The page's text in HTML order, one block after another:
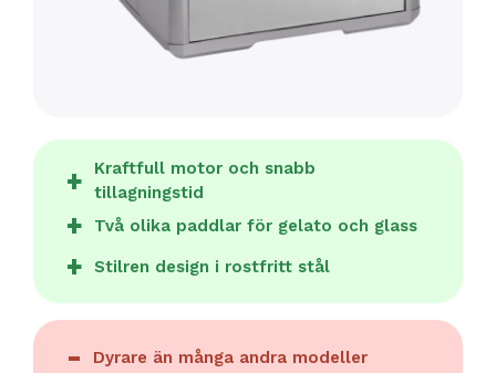
Kraftfull motor och snabb
tillagningstid
Två olika paddlar för gelato och glass
Stilren design i rostfritt stål
Dyrare än många andra modeller